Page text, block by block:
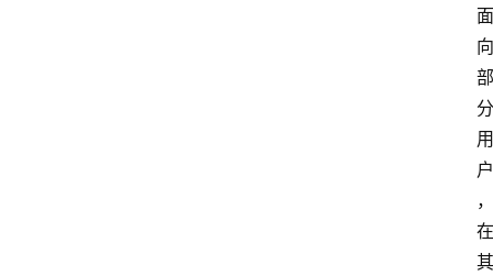
面
向
部
分
用
户
，
在
其